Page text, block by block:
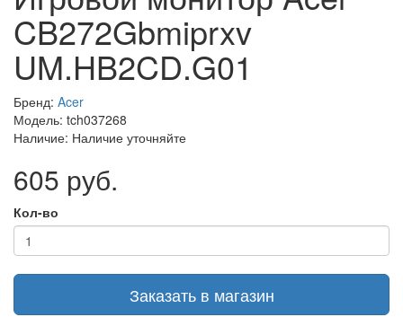
CB272Gbmiprxv
UM.HB2CD.G01
Бренд: Acer
Модель: tch037268
Наличие: Наличие уточняйте
605 руб.
Кол-во
Заказать в магазин